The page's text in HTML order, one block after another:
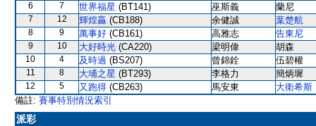
6 7 世界福星 (BT141) 巫斯義 蘭尼
7 12 輝煌贏 (CB188) 余健誠 葉楚航
8 9 萬事好 (CB161) 高雅志 告東尼
9 10 大好時光 (CA220) 梁明偉 胡森
10 4 及時過 (BS207) 曾錦銓 伍碧權
11 8 大埔之星 (BT293) 李格力 簡炳墀
12 5 又跑得 (CB263) 馬安東
大衛希斯
備註: 賽事特別情況索引
派彩